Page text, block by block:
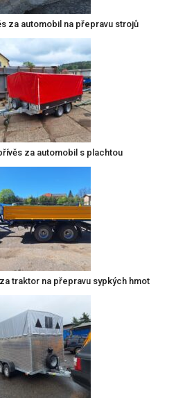
za automobil na přepravu strojů
za automobil s plachtou
traktor na přepravu sypkých hmot